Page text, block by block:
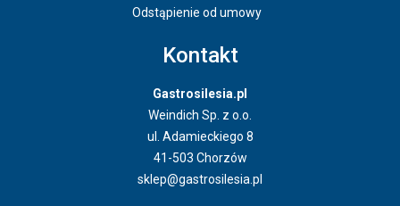
Odstąpienie od umowy
Kontakt
Gastrosilesia.pl
Weindich Sp. z o.o.
ul. Adamieckiego 8
41-503 Chorzów
sklep@gastrosilesia.pl